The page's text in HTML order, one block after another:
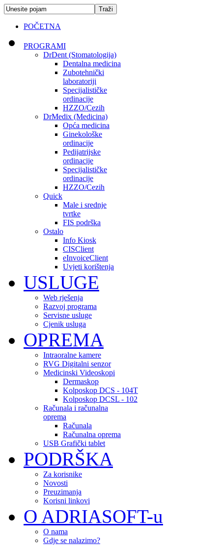
POČETNA
PROGRAMI
DrDent (Stomatologija)
Dentalna medicina
Zubotehnički
laboratoriji
Specijalističke
ordinacije
HZZO/Cezih
DrMedix (Medicina)
Opća medicina
Ginekološke
ordinacije
Pedijatrijske
ordinacije
Specijalističke
ordinacije
HZZO/Cezih
Quick
Male i srednje
tvrtke
FIS podrška
Ostalo
Info Kiosk
CISClient
eInvoiceClient
Uvjeti korištenja
USLUGE
Web rješenja
Razvoj programa
Servisne usluge
Cjenik usluga
OPREMA
Intraoralne kamere
RVG Digitalni senzor
Medicinski Videoskopi
Dermaskop
Kolposkop DCS - 104T
Kolposkop DCSL - 102
Računala i računalna
oprema
Računala
Računalna oprema
USB Grafički tablet
PODRŠKA
Za korisnike
Novosti
Preuzimanja
Korisni linkovi
O ADRIASOFT-u
O nama
Gdje se nalazimo?